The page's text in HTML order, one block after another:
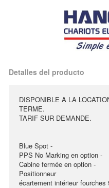
Detalles del producto
DISPONIBLE A LA
TERME.
TARIF SUR DEMANDE.
Blue Spot -
PPS No Marking en option -
Cabine fermée en option -
Positionneur
écartement intérieur fourches